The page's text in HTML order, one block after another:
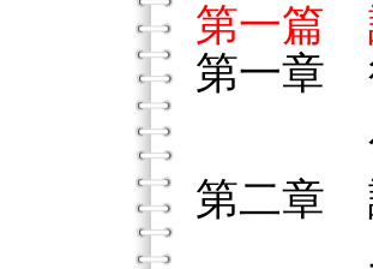
第一篇
第一章
為何
第二章